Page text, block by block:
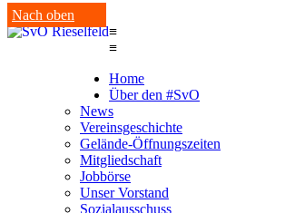
Nach oben
≡
≡
Home
Über den #SvO
News
Vereinsgeschichte
Gelände-Öffnungszeiten
Mitgliedschaft
Jobbörse
Unser Vorstand
Sozialausschuss